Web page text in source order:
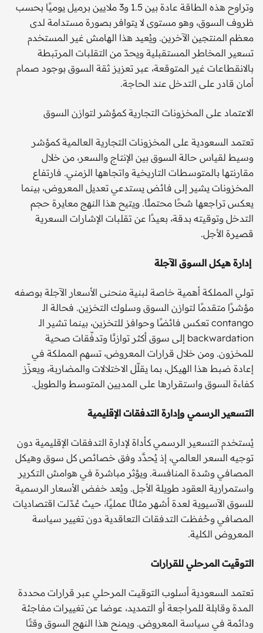
وتراوح هذه الطاقة عادة بين 1.5 و3 ملايين برميل يوميًا بحسب
ظروف السوق، وهو مستوى لا يتوافر بصورة مستدامة لدى
معظم المنتجين الآخرين. ويُعيد هذا الهامش غير المستخدم
تسعير المخاطر المستقبلية ويحدّ من التقلبات المرتبطة
بالانقطاعات غير المتوقعة، عبر تعزيز ثقة السوق بوجود صمام
أمان قادر على التدخل عند الحاجة.
الاعتماد على المخزونات التجارية كمؤشر لتوازن السوق
تعتمد السعودية على المخزونات التجارية العالمية كمؤشر
وسيط لقياس حالة السوق بين الإنتاج والسعر، من خلال
مقارنتها بالمتوسطات التاريخية واتجاهها الزمني. فارتفاع
المخزونات يشير إلى فائض يستدعي تعديل المعروض، بينما
يعكس تراجعها شحًا محتملًا. ويتيح هذا النهج معايرة حجم
التدخل وتوقيته بدقة، بعيدًا عن تقلبات الإشارات السعرية
قصيرة الأجل.
إدارة هيكل السوق الآجلة
تولي المملكة أهمية خاصة لبنية منحنى الأسعار الآجلة بوصفه
مؤشرًا متقدمًا لتوازن السوق وسلوك التخزين. فحالة الـ
contango تعكس فائضًا وحوافز للتخزين، بينما تشير الـ
backwardation إلى سوق أكثر توازنًا وتدفّقات صحية
للمخزون. ومن خلال قرارات المعروض، تسهم المملكة في
إعادة ضبط هذا الهيكل، بما يقلّل الاختلالات والمضاربة، ويعزّز
كفاءة السوق واستقرارها على المديين المتوسط والطويل.
التسعير الرسمي وإدارة التدفقات الإقليمية
يُستخدم التسعير الرسمي كأداة لإدارة التدفقات الإقليمية دون
توجيه السعر العالمي، إذ يُحدَّد وفق خصائص كل سوق وهيكل
المصافي وشدة المنافسة. ويؤثر مباشرة في هوامش التكرير
واستمرارية العقود طويلة الأجل. ويُعد خفض الأسعار الرسمية
للسوق الآسيوية لعدة أشهر مثالًا عمليًا، حيث عُدّلت اقتصاديات
المصافي وحُفظت التدفقات التعاقدية دون تغيير سياسة
المعروض الكلية.
التوقيت المرحلي للقرارات
تعتمد السعودية أسلوب التوقيت المرحلي عبر قرارات محددة
المدة وقابلة للمراجعة أو التمديد، عوضا عن تغييرات مفاجئة
ودائمة في سياسة المعروض. ويمنح هذا النهج السوق وقتًا